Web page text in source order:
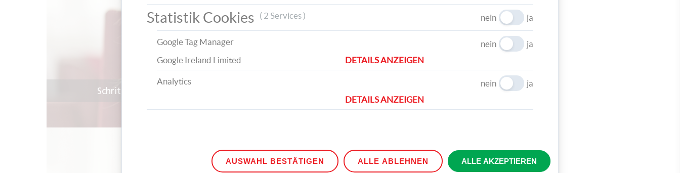
Schritt 1: Schminken Sie die Stirn mit weißer und die Augen mit rosaroter Farbe
Statistik Cookies ( 2 Services ) nein ja
Google Tag Manager nein
ja
Google Ireland Limited
DETAILS ANZEIGEN
Analytics nein
ja
DETAILS ANZEIGEN
AUSWAHL BESTÄTIGEN ALLE ABLEHNEN ALLE AKZEPTIEREN